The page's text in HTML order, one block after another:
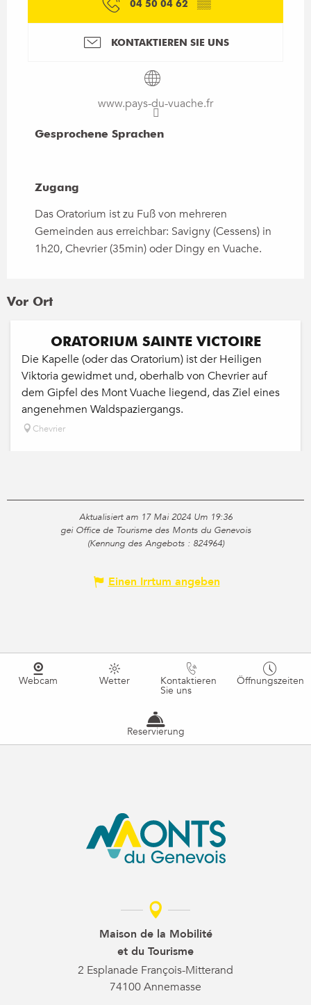
04 50 04 62 ▒▒
KONTAKTIEREN SIE UNS
www.pays-du-vuache.fr
Gesprochene Sprachen
Gesprochene Sprachen
Zugang
Zugang
Das Oratorium ist zu Fuß von mehreren
Gemeinden aus erreichbar: Savigny (Cessens) in
1h20, Chevrier (35min) oder Dingy en Vuache.
Vor Ort
ORATORIUM SAINTE VICTOIRE
Die Kapelle (oder das Oratorium) ist der Heiligen
Viktoria gewidmet und, oberhalb von Chevrier auf
dem Gipfel des Mont Vuache liegend, das Ziel eines
angenehmen Waldspaziergangs.
Chevrier
Aktualisiert am 17 Mai 2024 Um 19:36
gei Office de Tourisme des Monts du Genevois
(Kennung des Angebots : 824964)
Einen Irrtum angeben
Webcam Wetter Kontaktieren
Sie uns
Öffnungszeiten
Reservierung
Maison de la Mobilité
et du Tourisme
2 Esplanade François-Mitterand
74100 Annemasse